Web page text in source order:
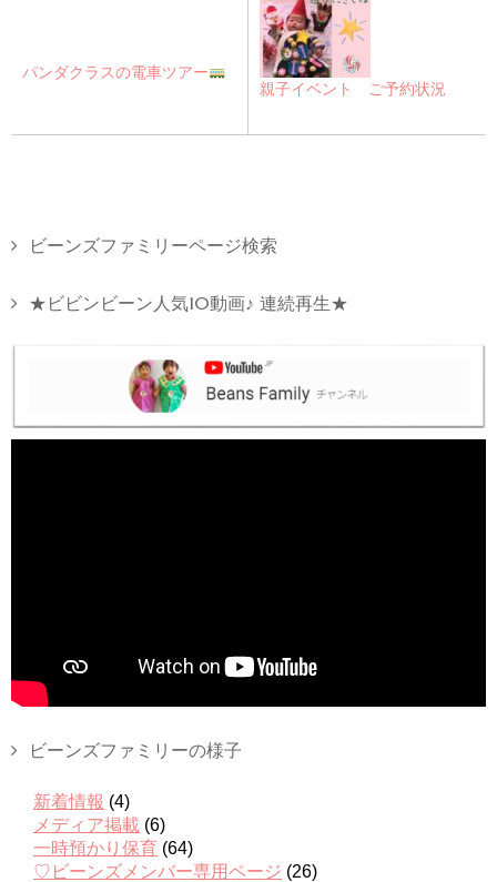
パンダクラスの電車ツアー
親子イベント ご予約状況
ビーンズファミリーページ検索
★ビビンビーン人気10動画♪ 連続再生★
ビーンズファミリーの様子
新着情報 (4)
メディア掲載 (6)
一時預かり保育 (64)
♡ビーンズメンバー専用ページ (26)